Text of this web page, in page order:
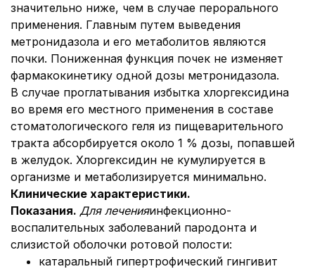
значительно ниже, чем в случае перорального
применения. Главным путем выведения
метронидазола и его метаболитов являются
почки. Пониженная функция почек не изменяет
фармакокинетику одной дозы метронидазола.
В случае проглатывания избытка хлоргексидина
во время его местного применения в составе
стоматологического геля из пищеварительного
тракта абсорбируется около 1 % дозы, попавшей
в желудок. Хлоргексидин не кумулируется в
организме и метаболизируется минимально.
Клинические характеристики.
Показания. Для леченияинфекционно-
воспалительных заболеваний пародонта и
слизистой оболочки ротовой полости:
катаральный гипертрофический гингивит